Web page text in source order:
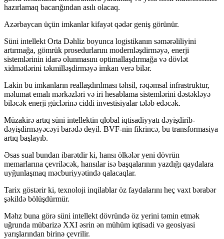
hazırlamaq bacarığından asılı olacaq.
Azərbaycan üçün imkanlar kifayət qədər geniş görünür.
Süni intellekt Orta Dəhliz boyunca logistikanın səmərəliliyini
artırmağa, gömrük prosedurlarını modernləşdirməyə, enerji
sistemlərinin idarə olunmasını optimallaşdırmağa və dövlət
xidmətlərini təkmilləşdirməyə imkan verə bilər.
Lakin bu imkanların reallaşdırılması təhsil, rəqəmsal infrastruktur,
məlumat emalı mərkəzləri və iri hesablama sistemlərini dəstəkləyə
biləcək enerji güclərinə ciddi investisiyalar tələb edəcək.
Müzakirə artıq süni intellektin qlobal iqtisadiyyatı dəyişdirib-
dəyişdirməyəcəyi barədə deyil. BVF-nin fikrincə, bu transformasiya
artıq başlayıb.
Əsas sual bundan ibarətdir ki, hansı ölkələr yeni dövrün
memarlarına çevriləcək, hansılar isə başqalarının yazdığı qaydalara
uyğunlaşmaq məcburiyyətində qalacaqlar.
Tarix göstərir ki, texnoloji inqilablar öz faydalarını heç vaxt bərabər
şəkildə bölüşdürmür.
Məhz buna görə süni intellekt dövründə öz yerini təmin etmək
uğrunda mübarizə XXI əsrin ən mühüm iqtisadi və geosiyasi
yarışlarından birinə çevrilir.